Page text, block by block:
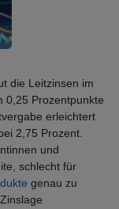
die Leitzinsen im
0,25 Prozentpunkte
erleichtert
2,75 Prozent.
und
schlecht für
genau zu